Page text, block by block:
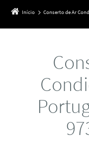
Início Conserto de Ar